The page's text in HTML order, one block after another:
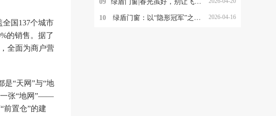
全国137个城市
的销售。据了
全面为商户营
是“天网”与“地
一张“地网”——
前置仓”的建
09 绿盾门窗|春光虽好，别让飞絮与沙尘，偷走家人的健康
10 ​ 绿盾门窗：以“隐形冠军”之姿，重塑中国高端门窗新格局 2026-04-16